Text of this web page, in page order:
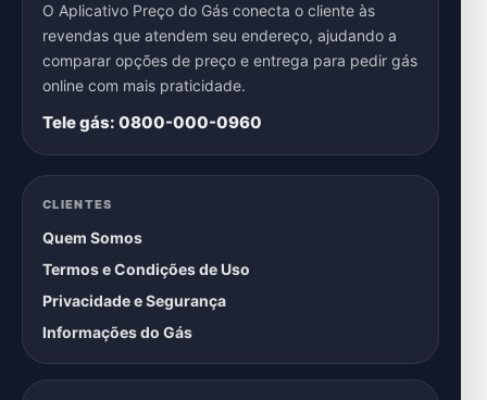
O Aplicativo Preço do Gás conecta o cliente às
revendas que atendem seu endereço, ajudando a
comparar opções de preço e entrega para pedir gás
online com mais praticidade.
Tele gás: 0800-000-0960
CLIENTES
Quem Somos
Termos e Condições de Uso
Privacidade e Segurança
Informações do Gás